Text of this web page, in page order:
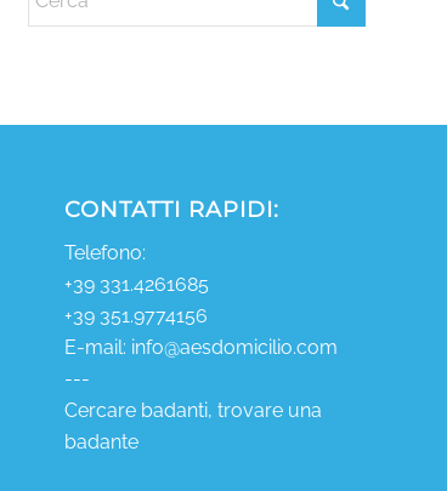
CONTATTI RAPIDI:
Telefono:
+39 331.4261685
+39 351.9774156
E-mail: info@aesdomicilio.com
---
Cercare badanti, trovare una
badante